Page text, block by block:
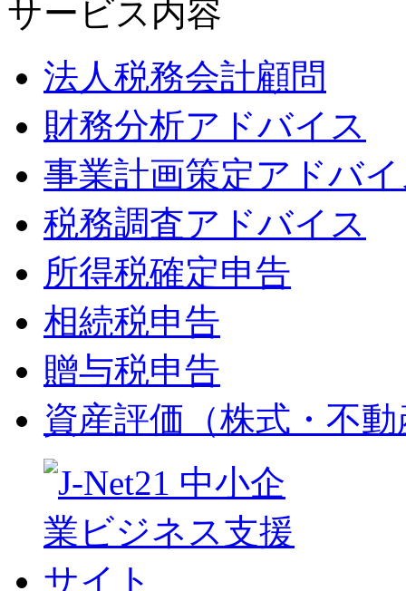
サービス内容
法人税務会計顧問
財務分析アドバイス
事業計画策定アドバ
税務調査アドバイス
所得税確定申告
相続税申告
贈与税申告
資産評価（株式・不